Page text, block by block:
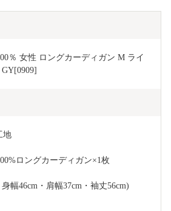
％ 女性 ロングカーディガン M ライ
GY[0909]
地
ロングカーディガン×1枚
幅46cm・肩幅37cm・袖丈56cm)